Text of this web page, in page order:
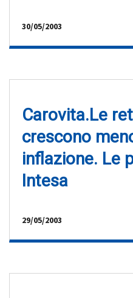
30/05/2003
Carovita.Le
crescono
inflazione. Le
Intesa
29/05/2003